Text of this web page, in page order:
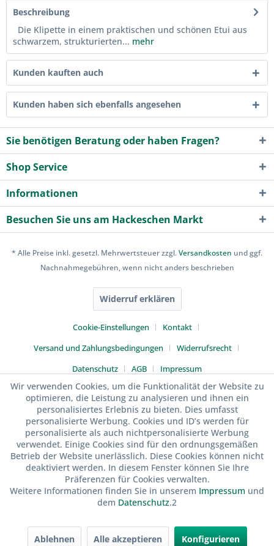
Beschreibung
Die Klipette in einem praktischen und schönen Etui aus
schwarzem, strukturierten... mehr
Kunden kauften auch
Kunden haben sich ebenfalls angesehen
Sie benötigen Beratung oder haben Fragen?
Shop Service
Informationen
Besuchen Sie uns am Hackeschen Markt
* Alle Preise inkl. gesetzl. Mehrwertsteuer zzgl.Versandkosten und ggf.
Nachnahmegebühren, wenn nicht anders beschrieben
Widerruf erklären
Cookie-Einstellungen
Kontakt
Versand und Zahlungsbedingungen
Widerrufsrecht
Datenschutz
AGB Impressum
Wir verwenden Cookies, um die Funktionalität der Website zu
optimieren, die Leistung zu analysieren und ihnen ein
personalisiertes Erlebnis zu bieten. Dies umfasst
personalisierte Werbung. Cookies und ID’s werden für
personalisierte als auch nichtpersonalisierte Werbung
verwendet. Einige Cookies sind für den ordnungsgemäßen
Betrieb der Website unerlässlich. Diese Cookies können nicht
deaktiviert werden. In diesem Fenster können Sie Ihre
Präferenzen für Cookies verwalten.
Weitere Informationen finden Sie in unserem Impressum und
dem Datenschutz.2
Ablehnen Alle akzeptieren Konfigurieren